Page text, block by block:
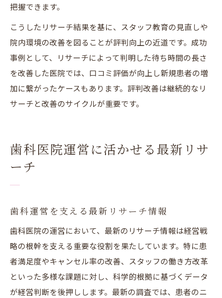
把握できます。
こうしたリサーチ結果を基に、スタッフ教育の見直しや
院内環境の改善を図ることが評判向上の近道です。成功
事例として、リサーチによって判明した待ち時間の長さ
を改善した医院では、口コミ評価が向上し新規患者の増
加に繋がったケースもあります。評判改善は継続的なリ
サーチと改善のサイクルが重要です。
歯科医院運営に活かせる最新リサ
ーチ
歯科運営を支える最新リサーチ情報
歯科医院の運営において、最新のリサーチ情報は経営戦
略の根幹を支える重要な役割を果たしています。特に患
者満足度やキャンセル率の改善、スタッフの働き方改革
といった多様な課題に対し、科学的根拠に基づくデータ
が経営判断を後押しします。最新の調査では、患者のニ